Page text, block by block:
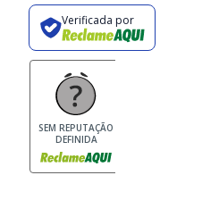
Verificada por
SEM REPUTAÇÃO
DEFINIDA